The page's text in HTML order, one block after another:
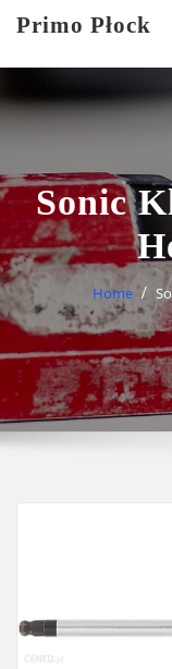
Primo Płock
Sonic
Home